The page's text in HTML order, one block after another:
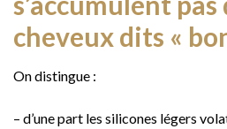
cheveux dits «
On distingue :
– d’une part les silicones légers